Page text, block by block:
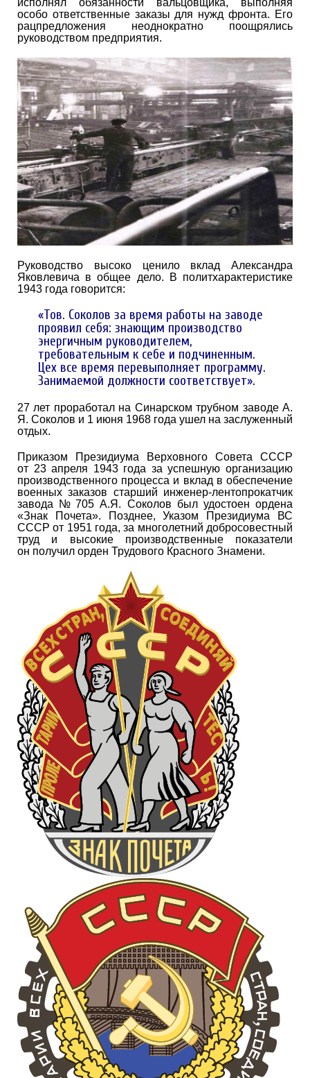
исполнял обязанности вальцовщика, выполняя
особо ответственные заказы для нужд фронта. Его
рацпредложения неоднократно поощрялись
руководством предприятия.
Руководство высоко ценило вклад Александра
Яковлевича в общее дело. В политхарактеристике
1943 года говорится:
«Тов. Соколов за время работы на заводе
проявил себя: знающим производство
энергичным руководителем,
требовательным к себе и подчиненным.
Цех все время перевыполняет программу.
Занимаемой должности соответствует».
27 лет проработал на Синарском трубном заводе А.
Я. Соколов и 1 июня 1968 года ушел на заслуженный
отдых.
Приказом Президиума Верховного Совета СССР
от 23 апреля 1943 года за успешную организацию
производственного процесса и вклад в обеспечение
военных заказов старший инженер-лентопрокатчик
завода № 705 А.Я. Соколов был удостоен ордена
«Знак Почета». Позднее, Указом Президиума ВС
СССР от 1951 года, за многолетний добросовестный
труд и высокие производственные показатели
он получил орден Трудового Красного Знамени.